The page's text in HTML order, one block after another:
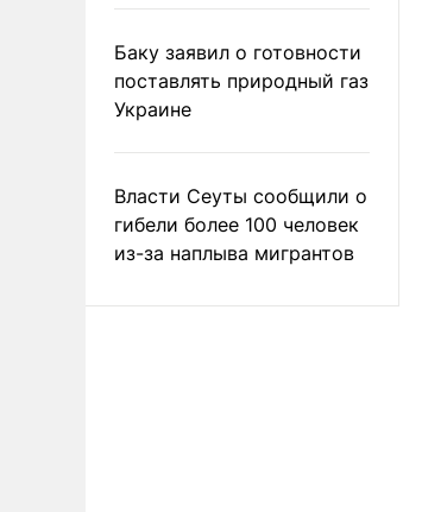
Баку заявил о готовности
поставлять природный газ
Украине
Власти Сеуты сообщили о
гибели более 100 человек
из-за наплыва мигрантов